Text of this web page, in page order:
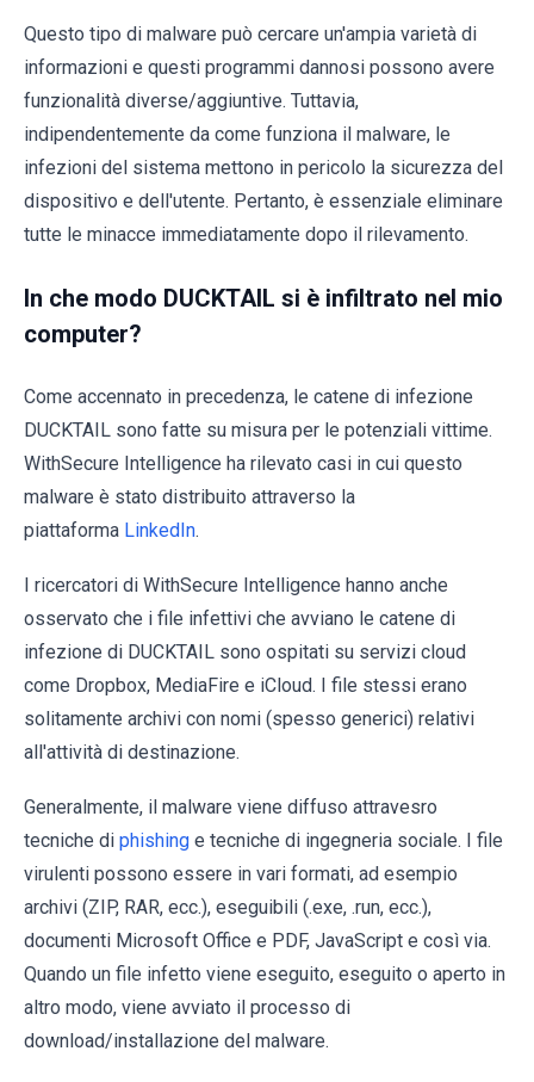
Questo tipo di malware può cercare un'ampia varietà di
informazioni e questi programmi dannosi possono avere
funzionalità diverse/aggiuntive. Tuttavia,
indipendentemente da come funziona il malware, le
infezioni del sistema mettono in pericolo la sicurezza del
dispositivo e dell'utente. Pertanto, è essenziale eliminare
tutte le minacce immediatamente dopo il rilevamento.
In che modo DUCKTAIL si è infiltrato nel mio
computer?
Come accennato in precedenza, le catene di infezione
DUCKTAIL sono fatte su misura per le potenziali vittime.
WithSecure Intelligence ha rilevato casi in cui questo
malware è stato distribuito attraverso la
piattaforma LinkedIn.
I ricercatori di WithSecure Intelligence hanno anche
osservato che i file infettivi che avviano le catene di
infezione di DUCKTAIL sono ospitati su servizi cloud
come Dropbox, MediaFire e iCloud. I file stessi erano
solitamente archivi con nomi (spesso generici) relativi
all'attività di destinazione.
Generalmente, il malware viene diffuso attravesro
tecniche di phishing e tecniche di ingegneria sociale. I file
virulenti possono essere in vari formati, ad esempio
archivi (ZIP, RAR, ecc.), eseguibili (.exe, .run, ecc.),
documenti Microsoft Office e PDF, JavaScript e così via.
Quando un file infetto viene eseguito, eseguito o aperto in
altro modo, viene avviato il processo di
download/installazione del malware.